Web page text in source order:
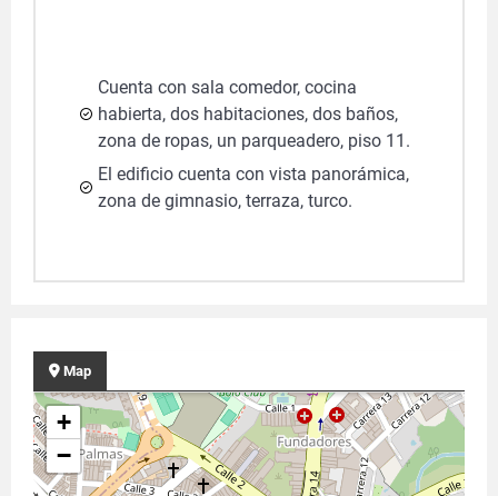
Cuenta con sala comedor, cocina
habierta, dos habitaciones, dos baños,
zona de ropas, un parqueadero, piso 11.
El edificio cuenta con vista panorámica,
zona de gimnasio, terraza, turco.
Map
+
−